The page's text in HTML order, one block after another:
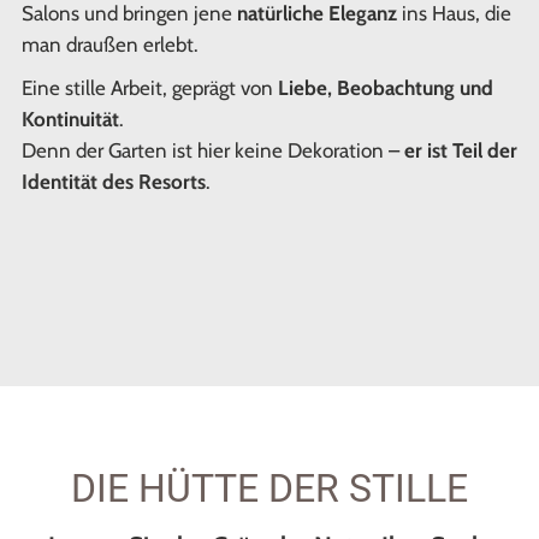
Salons und bringen jene natürliche Eleganzins Haus, die
man draußen erlebt.
Eine stille Arbeit, geprägt von Liebe, Beobachtung und
Kontinuität.
Denn der Garten ist hier keine Dekoration –er ist Teil der
Identität des Resorts.
DIE HÜTTE DER STILLE